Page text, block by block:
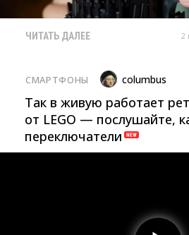
ЧИТАТЬ ДАЛЕЕ 2
СМАРТФОНЫ columbus
Так в живую работает
от LEGO — послушайте,
переключатели